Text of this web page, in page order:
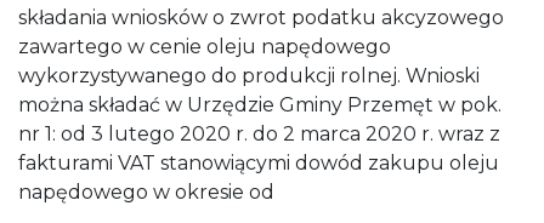
składania wniosków o zwrot podatku akcyzowego
zawartego w cenie oleju napędowego
wykorzystywanego do produkcji rolnej. Wnioski
można składać w Urzędzie Gminy Przemęt w pok.
nr 1: od 3 lutego 2020 r. do 2 marca 2020 r. wraz z
fakturami VAT stanowiącymi dowód zakupu oleju
napędowego w okresie od